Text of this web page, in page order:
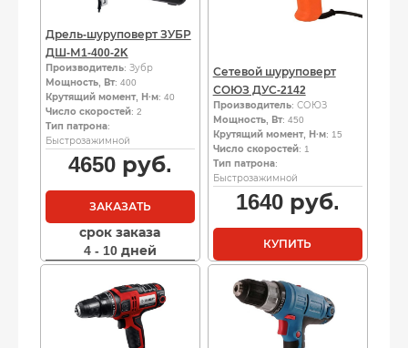
Дрель-шуруповерт ЗУБР
ДШ-М1-400-2K
Производитель: Зубр
Мощность, Вт: 400
Крутящий момент, Н·м: 40
Число скоростей: 2
Тип патрона:
Быстрозажимной
4650руб.
ЗАКАЗАТЬ
срок заказа
4 - 10 дней
Сетевой шуруповерт
СОЮЗ ДУС-2142
Производитель: СОЮЗ
Мощность, Вт: 450
Крутящий момент, Н·м: 15
Число скоростей: 1
Тип патрона:
Быстрозажимной
1640руб.
КУПИТЬ